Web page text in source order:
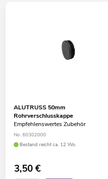
ALUTRUSS 50mm
Rohrverschlusskappe
Empfehlenswertes Zubehör
No. 60302000
Bestand reicht ca. 12 Wo.
3,50€